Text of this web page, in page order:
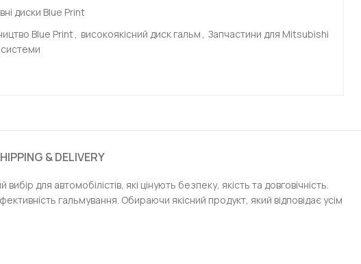
диски Blue Print
Blue Print, високоякісний диск гальм , Запчастини для Mitsubishi
системи
& DELIVERY
для автомобілістів, які цінують безпеку, якість та довговічність.
гальмування. Обираючи якісний продукт, який відповідає усім